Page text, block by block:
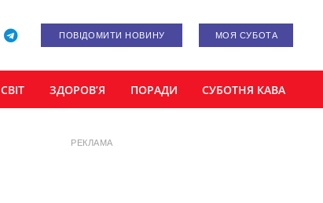
ПОВІДОМИТИ НОВИНУ МОЯ СУБОТА
СВІТ ЗДОРОВ’Я ПОРАДИ СУБОТНЯ КАВА
РЕКЛАМА